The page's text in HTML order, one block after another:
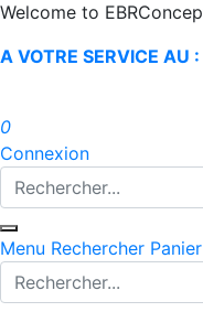
Welcome to
A VOTRE SERVICE
0
Connexion
Menu Rechercher Panier